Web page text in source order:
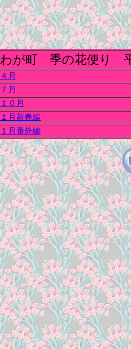
わが町 季の花便り
４月
７月
１０月
１月新春編
１月番外編